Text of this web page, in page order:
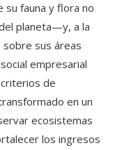
fauna y flora no
planeta—y, a la
sus áreas
empresarial
de
en un
ecosistemas
los ingresos